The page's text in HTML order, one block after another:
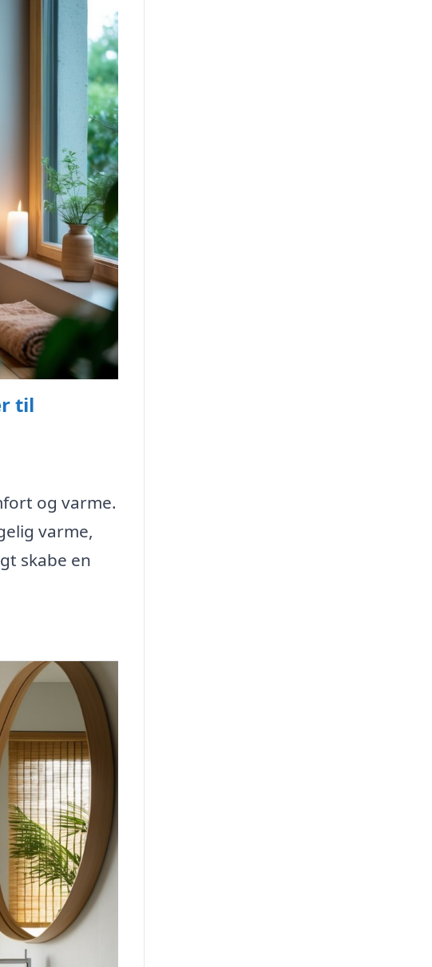
til
og varme.
varme,
skabe en